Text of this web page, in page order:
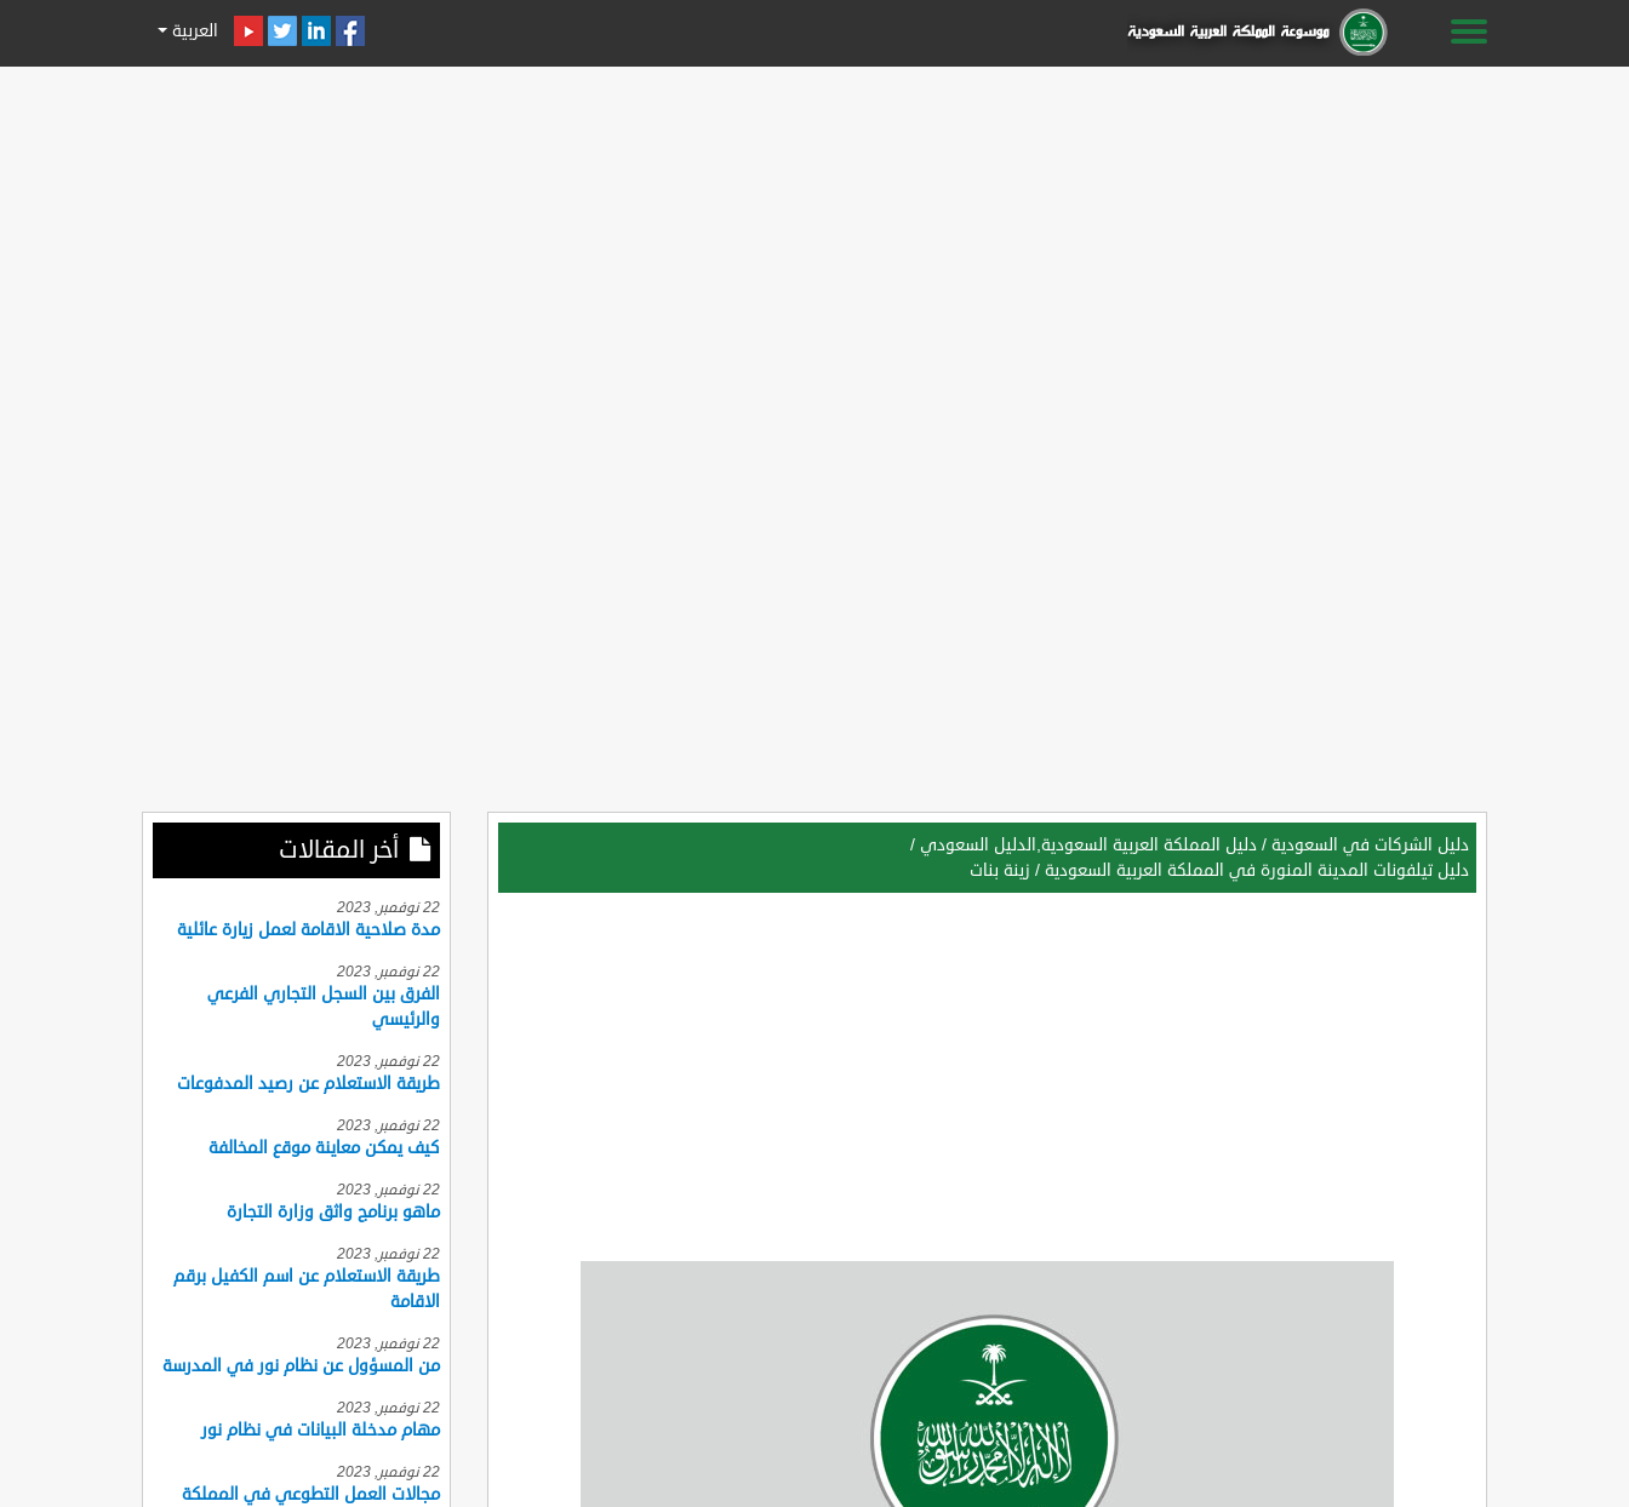
العربية
دليل الشركات في السعودية / دليل المملكة العربية السعودية,الدليل السعودي /
دليل تيلفونات المدينة المنورة في المملكة العربية السعودية / زينة بنات
أخر المقالات
22 نوفمبر, 2023
مدة صلاحية الاقامة لعمل زيارة عائلية
22 نوفمبر, 2023
الفرق بين السجل التجاري الفرعي
والرئيسي
22 نوفمبر, 2023
طريقة الاستعلام عن رصيد المدفوعات
22 نوفمبر, 2023
كيف يمكن معاينة موقع المخالفة
22 نوفمبر, 2023
ماهو برنامج واثق وزارة التجارة
22 نوفمبر, 2023
طريقة الاستعلام عن اسم الكفيل برقم
الاقامة
22 نوفمبر, 2023
من المسؤول عن نظام نور في المدرسة
22 نوفمبر, 2023
مهام مدخلة البيانات في نظام نور
22 نوفمبر, 2023
مجالات العمل التطوعي في المملكة